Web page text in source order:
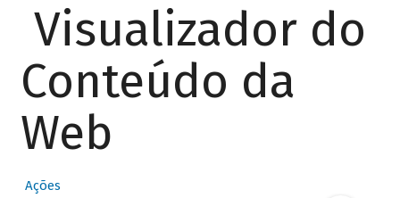
Visualizador do
Conteúdo da
Web
Ações